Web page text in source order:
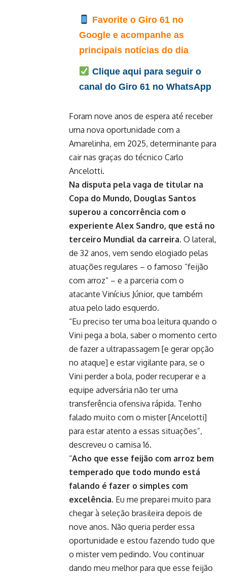
Favorite o Giro 61 no
Google e acompanhe as
principais notícias do dia
Clique aqui para seguir o
canal do Giro 61 no WhatsApp
Foram nove anos de espera até receber
uma nova oportunidade com a
Amarelinha, em 2025, determinante para
cair nas graças do técnico Carlo
Ancelotti.
Na disputa pela vaga de titular na
Copa do Mundo, Douglas Santos
superou a concorrência com o
experiente Alex Sandro, que está no
terceiro Mundial da carreira. O lateral,
de 32 anos, vem sendo elogiado pelas
atuações regulares – o famoso “feijão
com arroz” – e a parceria com o
atacante Vinícius Júnior, que também
atua pelo lado esquerdo.
“Eu preciso ter uma boa leitura quando o
Vini pega a bola, saber o momento certo
de fazer a ultrapassagem [e gerar opção
no ataque] e estar vigilante para, se o
Vini perder a bola, poder recuperar e a
equipe adversária não ter uma
transferência ofensiva rápida. Tenho
falado muito com o mister [Ancelotti]
para estar atento a essas situações”,
descreveu o camisa 16.
“Acho que esse feijão com arroz bem
temperado que todo mundo está
falando é fazer o simples com
excelência. Eu me preparei muito para
chegar à seleção brasileira depois de
nove anos. Não queria perder essa
oportunidade e estou fazendo tudo que
o mister vem pedindo. Vou continuar
dando meu melhor para que esse feijão